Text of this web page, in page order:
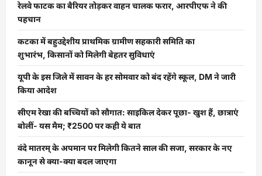
रेलवे फाटक का बैरियर तोड़कर वाहन चालक फरार, आरपीएफ ने की
पहचान
कटका में बहुउद्देशीय प्राथमिक ग्रामीण सहकारी समिति का
शुभारंभ, किसानों को मिलेगी बेहतर सुविधाएं
यूपी के इस जिले में सावन के हर सोमवार को बंद रहेंगे स्कूल, DM ने जारी
किया आदेश
सीएम रेखा की बच्चियों को सौगात: साइकिल देकर पूछा- खुश हैं, छात्राएं
बोलीं- यस मैम; ₹2500 पर कही ये बात
वंदे मातरम् के अपमान पर मिलेगी कितने साल की सजा, सरकार के नए
कानून से क्या-क्या बदल जाएगा